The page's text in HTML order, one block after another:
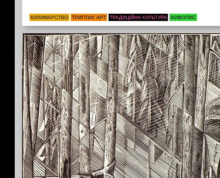
КИЛИМАРСТВО ТРИПТИХ АРТ ТРАДИЦІЙНА КУЛЬТУРА ЖИВОПИС